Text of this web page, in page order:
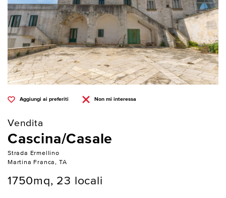
Aggiungi ai preferiti Non mi interessa
Vendita
Cascina/Casale
Strada Ermellino
Martina Franca, TA
1750mq, 23 locali